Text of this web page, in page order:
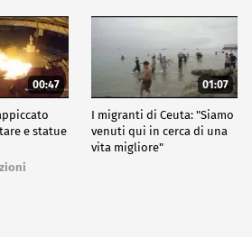
00:47
e statue
01:07
I migranti di Ceuta: "Siamo
venuti qui in cerca di una
vita migliore"